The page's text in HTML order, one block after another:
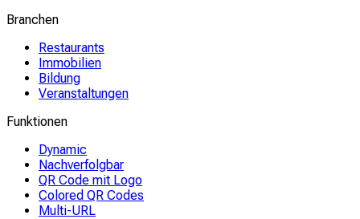
Branchen
Restaurants
Immobilien
Bildung
Veranstaltungen
Funktionen
Dynamic
Nachverfolgbar
QR Code mit Logo
Colored QR Codes
Multi-URL